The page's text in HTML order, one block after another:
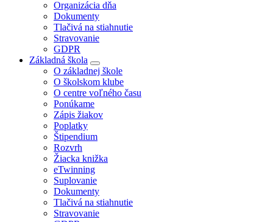
Organizácia dňa
Dokumenty
Tlačivá na stiahnutie
Stravovanie
GDPR
Základná škola
O základnej škole
O školskom klube
O centre voľného času
Ponúkame
Zápis žiakov
Poplatky
Štipendium
Rozvrh
Žiacka knižka
eTwinning
Suplovanie
Dokumenty
Tlačivá na stiahnutie
Stravovanie